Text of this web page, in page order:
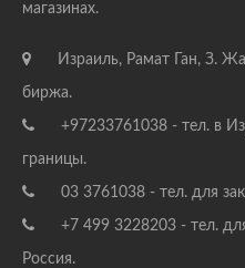
магазинах.
Израиль, Рамат Ган, З.
биржа.
+97233761038 - тел. в
границы.
03 3761038 - тел. для
+7 499 3228203 - тел.
Россия.